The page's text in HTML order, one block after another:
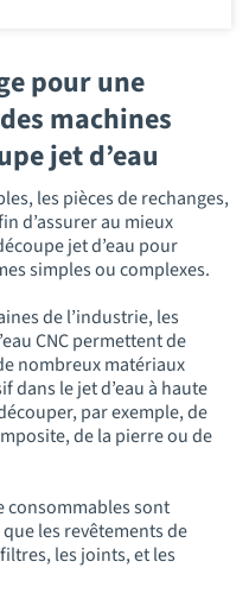
pour une
machines
jet d’eau
les pièces de rechanges,
d’assurer au mieux
jet d’eau pour
simples ou complexes.
de l’industrie, les
CNC permettent de
nombreux matériaux
dans le jet d’eau à haute
par exemple, de
de la pierre ou de
consommables sont
les revêtements de
les joints, et les